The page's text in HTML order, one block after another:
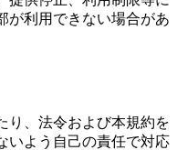
が利用できない場合があ
り、法令および本規約を
いよう自己の責任で対応